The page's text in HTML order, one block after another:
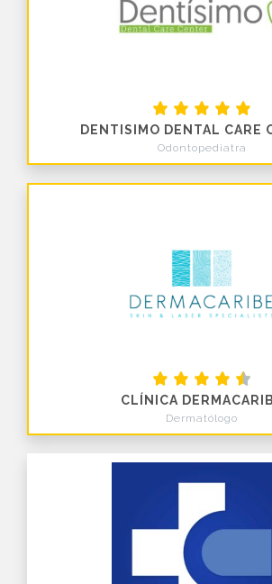
DENTISIMO DENTAL CARE
Odontopediatra
CLÍNICA
Dermatólogo